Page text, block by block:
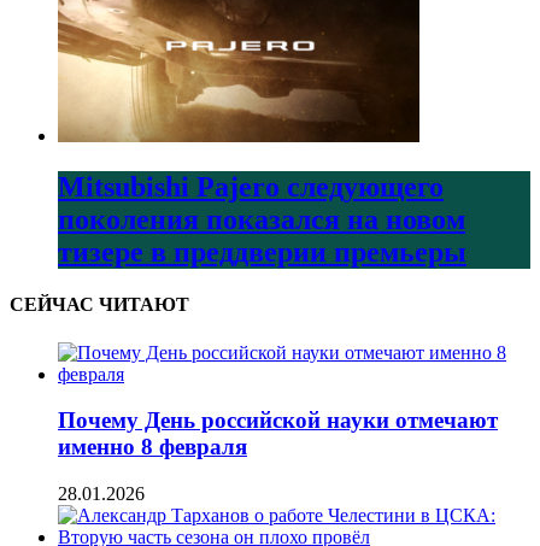
Mitsubishi Pajero следующего
поколения показался на новом
тизере в преддверии премьеры
СЕЙЧАС ЧИТАЮТ
Почему День российской науки отмечают
именно 8 февраля
28.01.2026